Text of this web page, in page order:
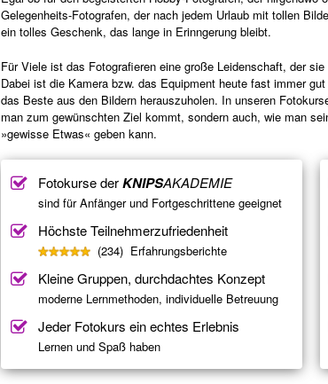
Gelegenheits-Fotografen, der nach jedem Urlaub mit tollen
ein tolles Geschenk, das lange in Erinngerung bleibt.
Für Viele ist das Fotografieren eine große Leidenschaft, der
Dabei ist die Kamera bzw. das Equipment heute fast immer
das Beste aus den Bildern herauszuholen. In unseren
man zum gewünschten Ziel kommt, sondern auch, wie man
»gewisse Etwas« geben kann.
Fotokurse derKNIPSAKADEMIE
sind für Anfänger und Fortgeschrittene geeignet
Höchste Teilnehmerzufriedenheit
(234) Erfahrungsberichte
Kleine Gruppen, durchdachtes Konzept
moderne Lernmethoden, individuelle Betreuung
Jeder Fotokurs ein echtes Erlebnis
Lernen und Spaß haben